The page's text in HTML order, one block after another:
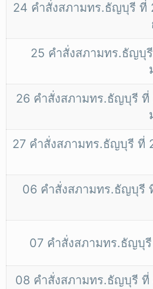
24 คำสั่งสภามทร.ธัญบุรี ที่
25 คำสั่งสภามทร.ธัญบุ
26 คำสั่งสภามทร.ธัญบุรี ที่
27 คำสั่งสภามทร.ธัญบุรี ที่
06 คำสั่งสภามทร.ธัญบุรี
07 คำสั่งสภามทร.ธัญบุ
08 คำสั่งสภามทร.ธัญบุรี ที่